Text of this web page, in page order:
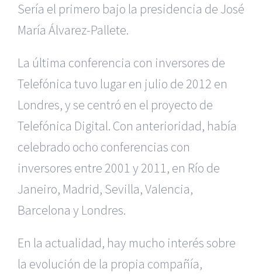
Sería el primero bajo la presidencia de José
María Álvarez-Pallete.
La última conferencia con inversores de
Telefónica tuvo lugar en julio de 2012 en
Londres, y se centró en el proyecto de
Telefónica Digital. Con anterioridad, había
celebrado ocho conferencias con
inversores entre 2001 y 2011, en Río de
Janeiro, Madrid, Sevilla, Valencia,
Barcelona y Londres.
En la actualidad, hay mucho interés sobre
la evolución de la propia compañía,